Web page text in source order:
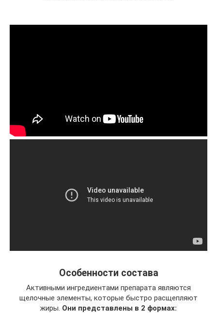
Особенности состава
Активными ингредиентами препарата являются
щелочные элементы, которые быстро расщепляют
жиры. Они представлены в 2 формах: